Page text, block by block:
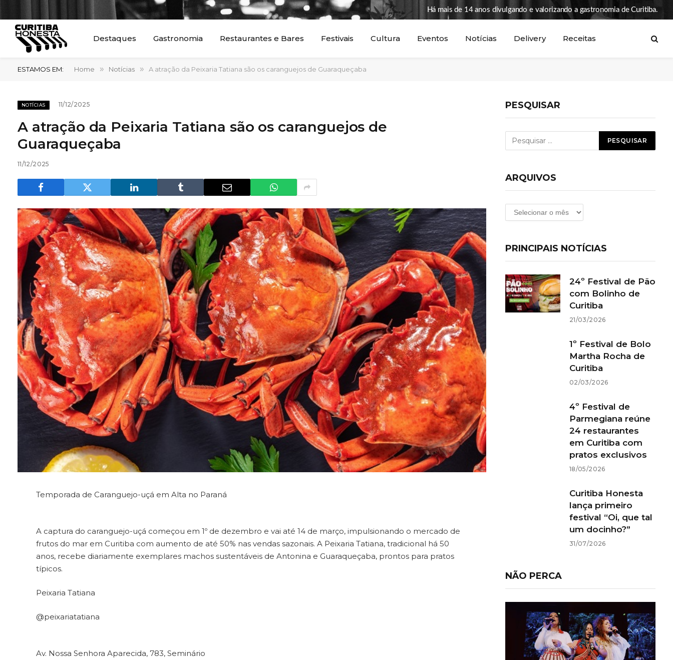
Há mais de 14 anos divulgando e valorizando a gastronomia de Curitiba.
Destaques Gastronomia Restaurantes e Bares Festivais Cultura Eventos Notícias Delivery Receitas
ESTAMOS EM: Home » Notícias » A atração da Peixaria Tatiana são os caranguejos de Guaraqueçaba
NOTÍCIAS 11/12/2025
A atração da Peixaria Tatiana são os caranguejos de
Guaraqueçaba
11/12/2025
Temporada de Caranguejo-uçá em Alta no Paraná
A captura do caranguejo-uçá começou em 1º de dezembro e vai até 14 de março, impulsionando o mercado de
frutos do mar em Curitiba com aumento de até 50% nas vendas sazonais. A Peixaria Tatiana, tradicional há 50
anos, recebe diariamente exemplares machos sustentáveis de Antonina e Guaraqueçaba, prontos para pratos
típicos.
Peixaria Tatiana
@peixariatatiana
Av. Nossa Senhora Aparecida, 783, Seminário
PESQUISAR
ARQUIVOS
Arquivos
PRINCIPAIS NOTÍCIAS
24º Festival de Pão
com Bolinho de
Curitiba
21/03/2026
1º Festival de Bolo
Martha Rocha de
Curitiba
02/03/2026
4º Festival de
Parmegiana reúne
24 restaurantes
em Curitiba com
pratos exclusivos
18/05/2026
Curitiba Honesta
lança primeiro
festival “Oi, que tal
um docinho?”
31/07/2026
NÃO PERCA